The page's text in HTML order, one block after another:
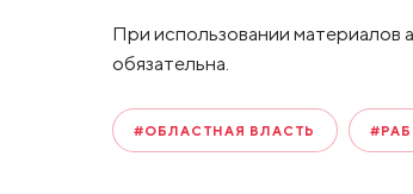
При использовании материалов
обязательна.
#ОБЛАСТНАЯ ВЛАСТЬ